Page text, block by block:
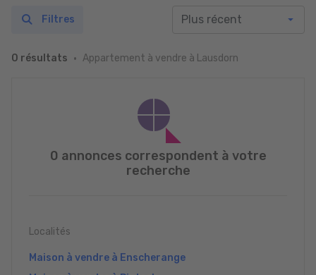
0 résultats Appartement à vendre à Lausdorn
Filtres
0 annonces correspondent à votre
recherche
Localités
Maison à vendre à Enscherange